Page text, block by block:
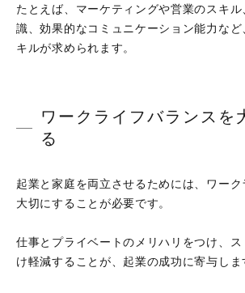
たとえば、マーケティングや営業のスキ
識、効果的なコミュニケーション能力など
キルが求められます。
ワークライフバランスを
る
起業と家庭を両立させるためには、ワー
大切にすることが必要です。
仕事とプライベートのメリハリをつけ、
け軽減することが、起業の成功に寄与しま